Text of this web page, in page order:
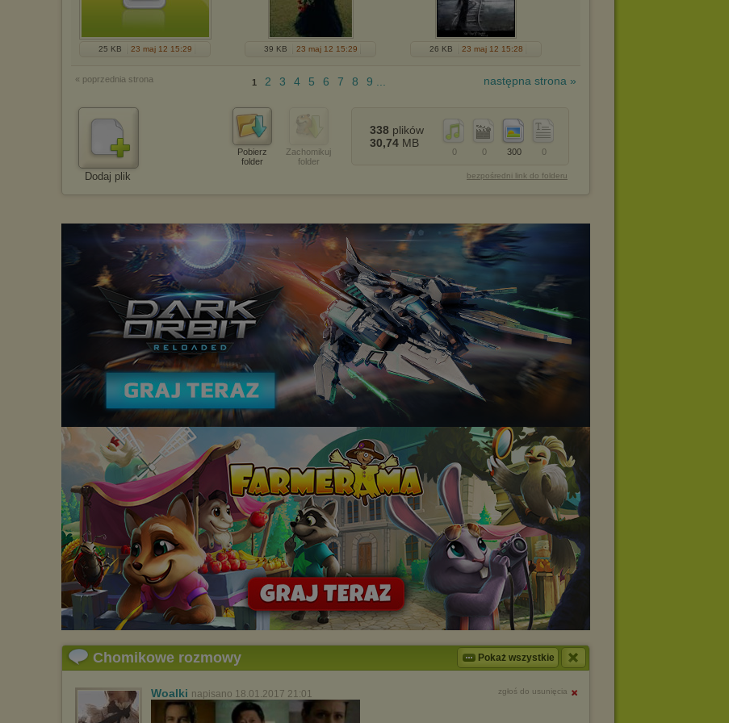
25 KB 23 maj 12 15:29 39 KB 23 maj 12 15:29 26 KB 23 maj 12 15:28
« poprzednia strona następna strona »
1 2 3 4 5 6 7 8 9 ...
Dodaj plik
Pobierz
folder
Zachomikuj
folder
0
300
0
0
338 plików
30,74 MB
bezpośredni link do folderu
Chomikowe rozmowy Pokaż wszystkie
Woalki napisano 18.01.2017 21:01 zgłoś do usunięcia